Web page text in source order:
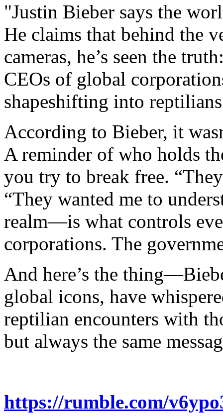
"Justin Bieber says the
He claims that behind the
cameras, he’s seen the
CEOs of global
shapeshifting into
According to Bieber, it
A reminder of who holds
you try to break free.
“They wanted me to
realm—is what controls
corporations. The
And here’s the
global icons, have
reptilian encounters with
but always the same
https://rumble.com/